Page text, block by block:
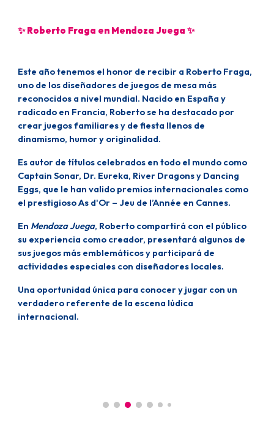
✨Roberto Fraga en Mendoza Juega ✨
Este año tenemos el honor de recibir a Roberto Fraga,
uno de los diseñadores de juegos de mesa más
reconocidos a nivel mundial. Nacido en España y
radicado en Francia, Roberto se ha destacado por
crear juegos familiares y de fiesta llenos de
dinamismo, humor y originalidad.
Es autor de títulos celebrados en todo el mundo como
Captain Sonar, Dr. Eureka, River Dragonsy Dancing
Eggs, que le han valido premios internacionales como
el prestigiosoAs d'Or – Jeu de l’Année en Cannes.
En Mendoza Juega, Roberto compartirá con el público
su experiencia como creador, presentará algunos de
sus juegos más emblemáticos y participará de
actividades especiales con diseñadores locales.
Una oportunidad única para conocer y jugar con un
verdadero referente de la escena lúdica
internacional.